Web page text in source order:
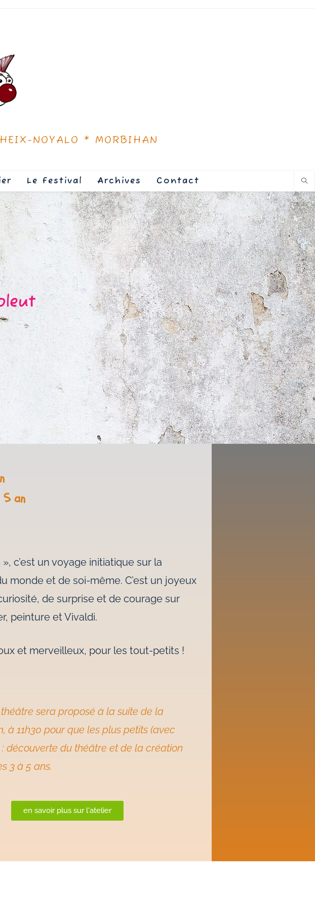
NOYALO * MORBIHAN
Le Festival Archives Contact
5 an
c’est un voyage initiatique sur la
monde et de soi-même. C’est un joyeux
de surprise et de courage sur
peinture et Vivaldi.
et merveilleux, pour les tout-petits !
sera proposé à la suite de la
à 11h30 pour que les plus petits (avec
découverte du théâtre et de la création
3 à 5 ans.
en savoir plus sur l'atelier